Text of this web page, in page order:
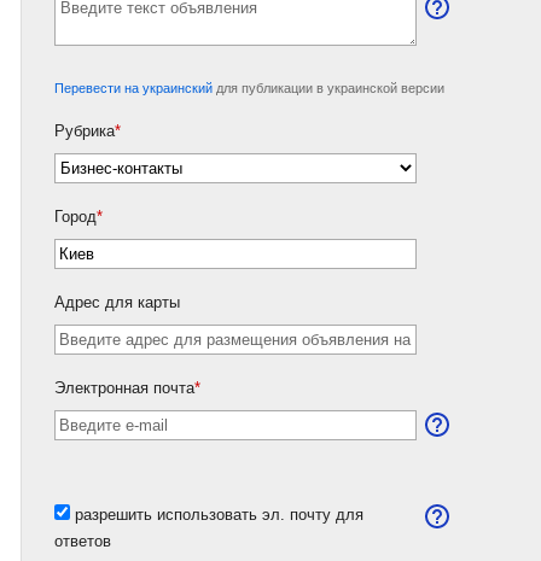
Перевести на украинский для публикации в украинской версии
Рубрика*
Город*
Адрес для карты
Электронная почта*
разрешить использовать эл. почту для
ответов